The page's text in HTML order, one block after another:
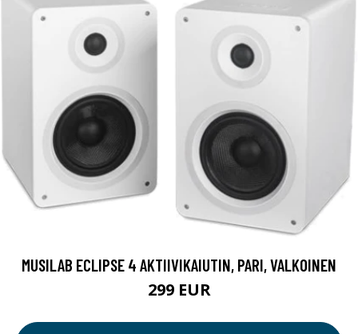
MUSILAB ECLIPSE 4 AKTIIVIKAIUTIN, PARI, VALKOINEN
299 EUR